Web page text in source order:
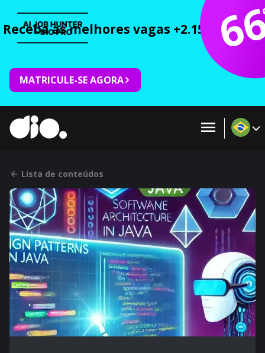
Receba as melhores vagas +2.150 cursos
MATRICULE-SE AGORA
Lista de conteúdos